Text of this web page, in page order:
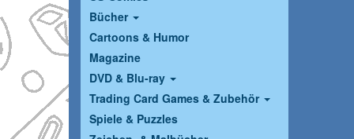
Bücher
Cartoons & Humor
Magazine
DVD & Blu-ray
Trading Card Games & Zubehör
Spiele & Puzzles